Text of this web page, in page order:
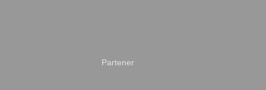
Partener